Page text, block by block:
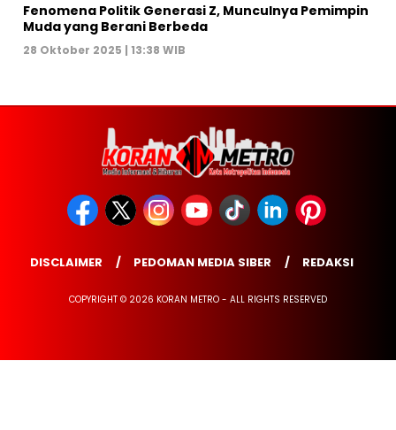
Fenomena Politik Generasi Z, Munculnya Pemimpin
Muda yang Berani Berbeda
28 Oktober 2025 | 13:38 WIB
DISCLAIMER PEDOMAN MEDIA SIBER REDAKSI
COPYRIGHT © 2026 KORAN METRO - ALL RIGHTS RESERVED